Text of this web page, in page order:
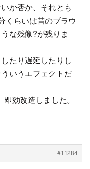
か否か、それとも
くらいは昔のブラウ
な残像?が残りま
たり遅延したりし
いうエフェクトだ
効改造しました。
#11284